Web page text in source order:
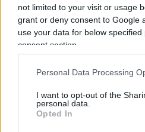
not limited to your visit or usage
grant or deny consent to Google
use your data for below
consent section.
Personal Data Processing
I want to opt-out of the
personal data.
Opted In